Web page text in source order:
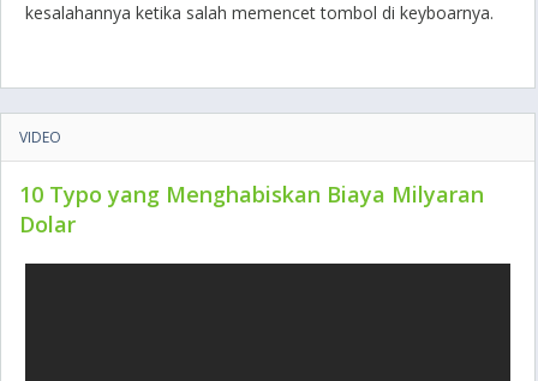
kesalahannya ketika salah memencet tombol di keyboarnya.
VIDEO
10 Typo yang Menghabiskan Biaya Milyaran
Dolar